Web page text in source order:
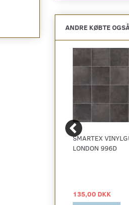
ANDRE KØBTE
SMARTEX
LONDON 996D
135,00 DKK